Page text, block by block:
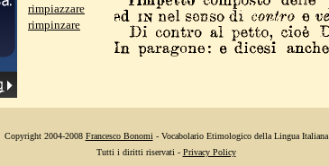
rimpiazzare
rimpinzare
Copyright 2004-2008 Francesco Bonomi - Vocabolario Etimologico della Lingua Italiana
Tutti i diritti riservati - Privacy Policy